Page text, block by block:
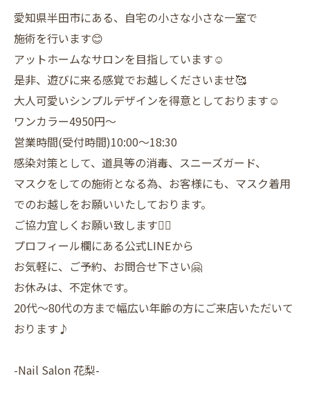
愛知県半田市にある、自宅の小さな小さな一室で
施術を行います😊
アットホームなサロンを目指しています☺️
是非、遊びに来る感覚でお越しくださいませ🥰
大人可愛いシンプルデザインを得意としております☺️
ワンカラー4950円〜
営業時間(受付時間)10:00〜18:30
感染対策として、道具等の消毒、スニーズガード、
マスクをしての施術となる為、お客様にも、マスク着用
でのお越しをお願いいたしております。
ご協力宜しくお願い致します🙇‍♀️
プロフィール欄にある公式LINEから
お気軽に、ご予約、お問合せ下さい🤗
お休みは、不定休です。
20代〜80代の方まで幅広い年齢の方にご来店いただいて
おります♪
-Nail Salon 花梨-